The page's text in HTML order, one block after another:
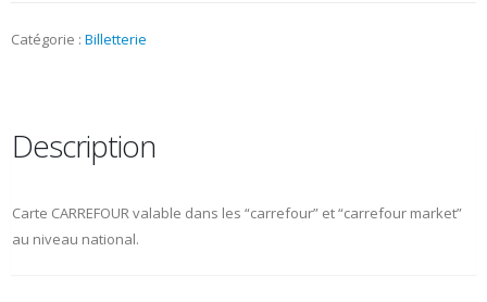
Catégorie : Billetterie
Description
Carte CARREFOUR valable dans les “carrefour” et “carrefour market”
au niveau national.